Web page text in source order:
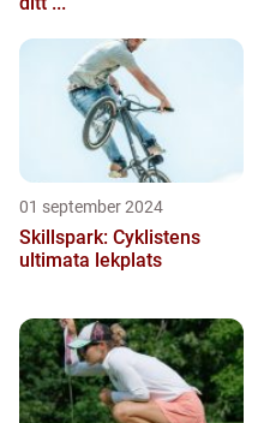
01 september 2024
Skillspark: Cyklistens
ultimata lekplats